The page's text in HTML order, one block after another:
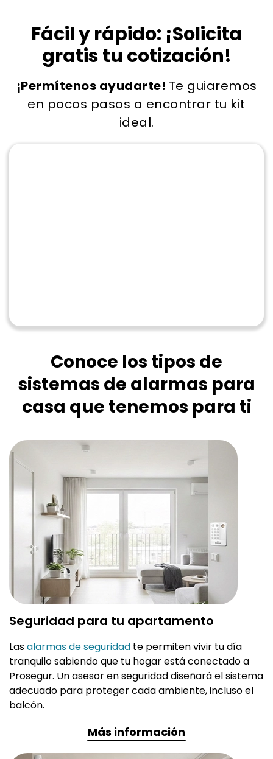
Fácil y rápido: ¡Solicita
gratis tu cotización!
¡Permítenos ayudarte! Te guiaremos
en pocos pasos a encontrar tu kit
ideal.
Conoce los tipos de
sistemas de alarmas para
casa que tenemos para ti
Seguridad para tu apartamento
Lasalarmas de seguridad te permiten vivir tu día
tranquilo sabiendo que tu hogar está conectado a
Prosegur. Un asesor en seguridad diseñará el sistema
adecuado para proteger cada ambiente, incluso el
balcón.
Más información